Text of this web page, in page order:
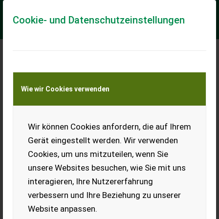
Cookie- und Datenschutzeinstellungen
Wie wir Cookies verwenden
Wir können Cookies anfordern, die auf Ihrem
Gerät eingestellt werden. Wir verwenden
Cookies, um uns mitzuteilen, wenn Sie
unsere Websites besuchen, wie Sie mit uns
interagieren, Ihre Nutzererfahrung
verbessern und Ihre Beziehung zu unserer
Website anpassen.
Manitou MLA 4-50H Knicklader DEMOGERÄT
EUR 41.650 inkl. 19% MwSt